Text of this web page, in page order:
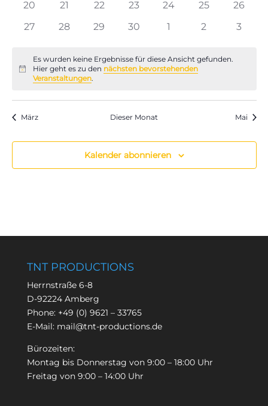
0
20
0
21
0
22
0
23
0
24
0
25
0
26
0
27
0
28
0
29
0
30
01
0
2
0
3
Hinweis
Es wurden keine Ergebnisse für diese Ansicht gefunden.
Hier geht es zu den nächsten bevorstehenden
Veranstaltungen.
März Dieser Monat Mai
Kalender abonnieren
TNT PRODUCTIONS
Herrnstraße 6-8
D-92224 Amberg
Phone: +49 (0) 9621 – 33765
E-Mail: mail@tnt-productions.de
Bürozeiten:
Montag bis Donnerstag von 9:00 – 18:00 Uhr
Freitag von 9:00 – 14:00 Uhr